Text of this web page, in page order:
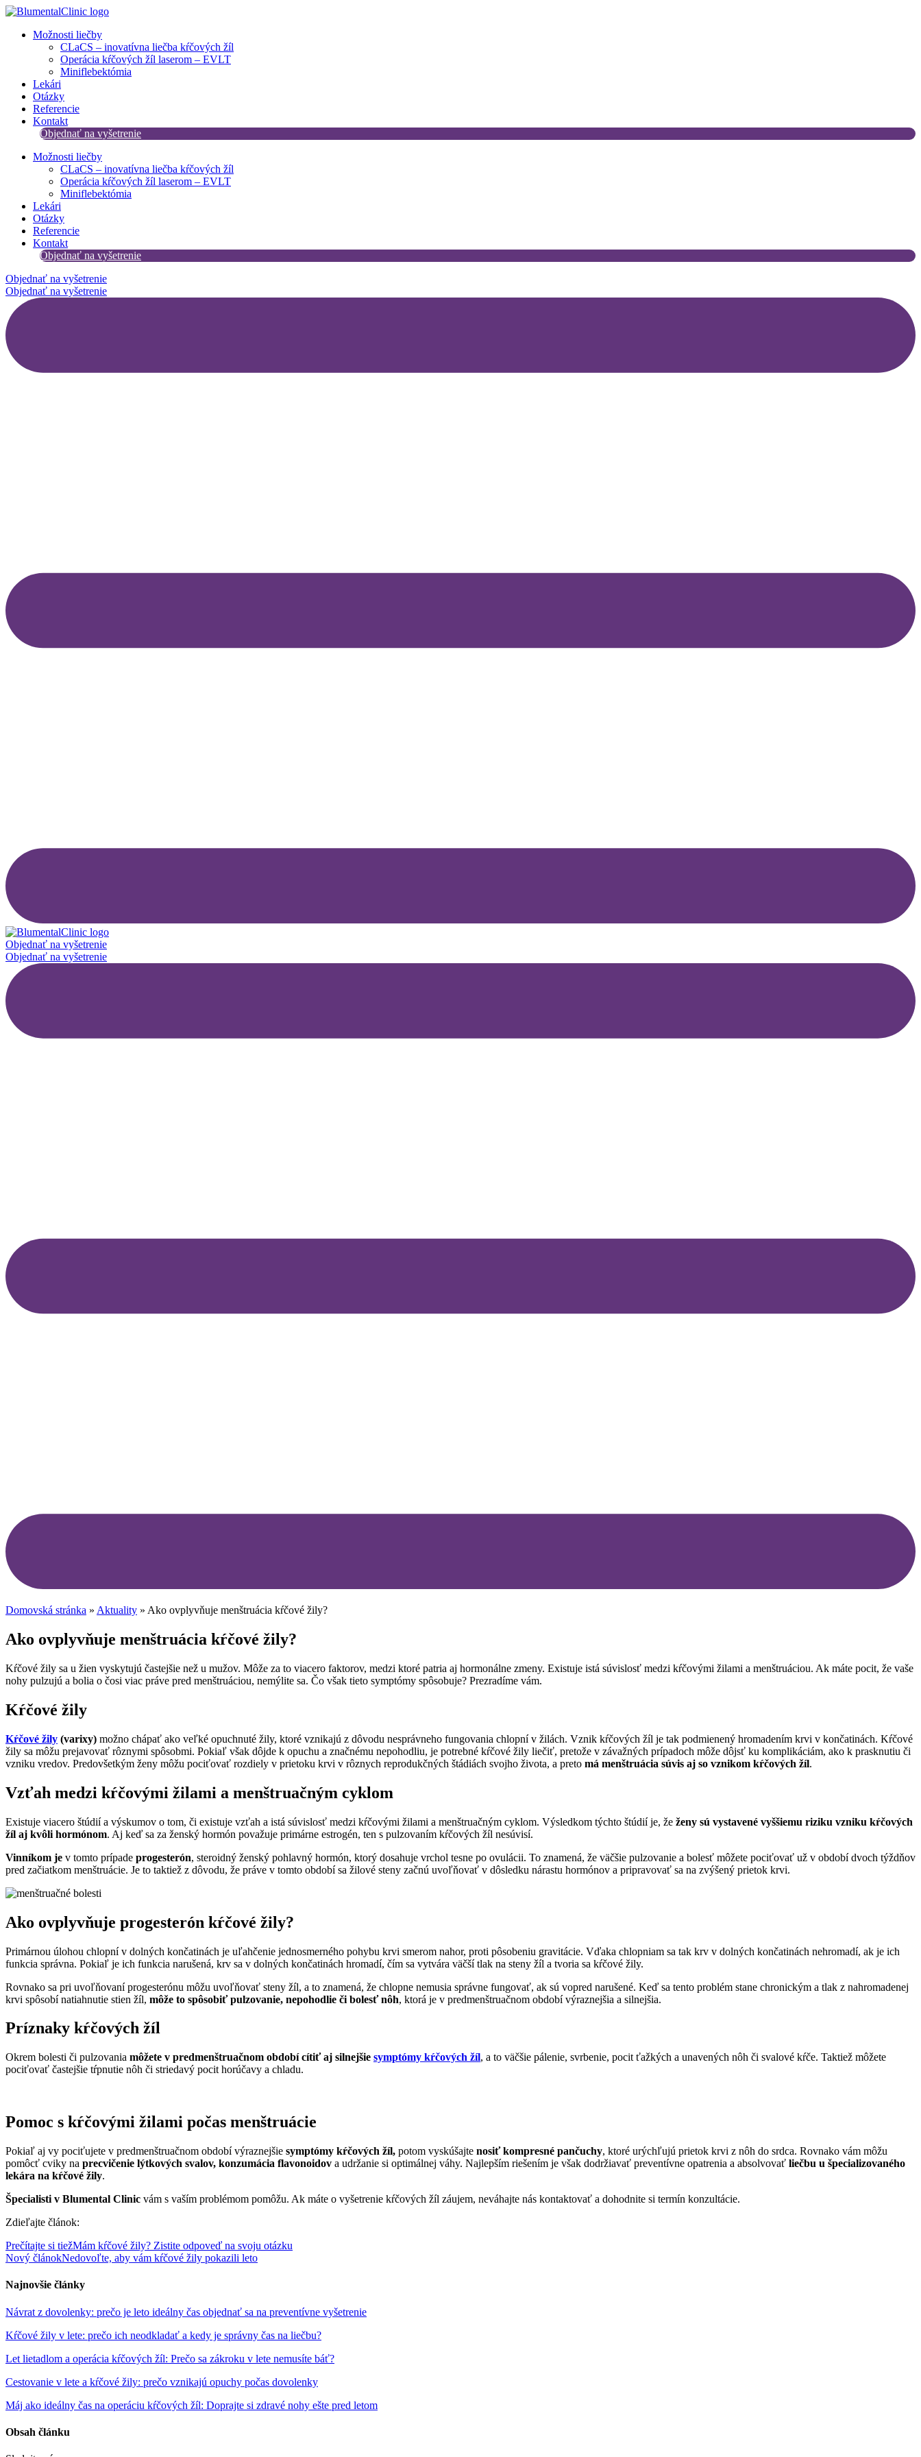
Preskočiť
obsah
Možnosti liečby
CLaCS – inovatívna liečba kŕčových žíl​
Operácia kŕčových žíl laserom – EVLT
Miniflebektómia
Lekári
Otázky
Referencie
Kontakt
Objednať na vyšetrenie
Možnosti liečby
CLaCS – inovatívna liečba kŕčových žíl​
Operácia kŕčových žíl laserom – EVLT
Miniflebektómia
Lekári
Otázky
Referencie
Kontakt
Objednať na vyšetrenie
Objednať na vyšetrenie
Objednať na vyšetrenie
Objednať na vyšetrenie
Objednať na vyšetrenie
Domovská stránka » Aktuality » Ako ovplyvňuje menštruácia kŕčové žily?
Ako ovplyvňuje menštruácia kŕčové žily?
Kŕčové žily sa u žien vyskytujú častejšie než u mužov. Môže za to viacero faktorov, medzi ktoré patria aj hormonálne zmeny. Existuje istá súvislosť medzi kŕčovými žilami a menštruáciou. Ak máte pocit, že vaše
nohy pulzujú a bolia o čosi viac práve pred menštruáciou, nemýlite sa. Čo však tieto symptómy spôsobuje? Prezradíme vám.
Kŕčové žily
Kŕčové žily (varixy) možno chápať ako veľké opuchnuté žily, ktoré vznikajú z dôvodu nesprávneho fungovania chlopní v žilách. Vznik kŕčových žíl je tak podmienený hromadením krvi v končatinách. Kŕčové
žily sa môžu prejavovať rôznymi spôsobmi. Pokiaľ však dôjde k opuchu a značnému nepohodliu, je potrebné kŕčové žily liečiť, pretože v závažných prípadoch môže dôjsť ku komplikáciám, ako k prasknutiu či
vzniku vredov. Predovšetkým ženy môžu pociťovať rozdiely v prietoku krvi v rôznych reprodukčných štádiách svojho života, a preto má menštruácia súvis aj so vznikom kŕčových žíl.
Vzťah medzi kŕčovými žilami a menštruačným cyklom
Existuje viacero štúdií a výskumov o tom, či existuje vzťah a istá súvislosť medzi kŕčovými žilami a menštruačným cyklom. Výsledkom týchto štúdií je, že ženy sú vystavené vyššiemu riziku vzniku kŕčových
žíl aj kvôli hormónom. Aj keď sa za ženský hormón považuje primárne estrogén, ten s pulzovaním kŕčových žíl nesúvisí.
Vinníkom je v tomto prípade progesterón, steroidný ženský pohlavný hormón, ktorý dosahuje vrchol tesne po ovulácii. To znamená, že väčšie pulzovanie a bolesť môžete pociťovať už v období dvoch týždňov
pred začiatkom menštruácie. Je to taktiež z dôvodu, že práve v tomto období sa žilové steny začnú uvoľňovať v dôsledku nárastu hormónov a pripravovať sa na zvýšený prietok krvi.
Ako ovplyvňuje progesterón kŕčové žily?
Primárnou úlohou chlopní v dolných končatinách je uľahčenie jednosmerného pohybu krvi smerom nahor, proti pôsobeniu gravitácie. Vďaka chlopniam sa tak krv v dolných končatinách nehromadí, ak je ich
funkcia správna. Pokiaľ je ich funkcia narušená, krv sa v dolných končatinách hromadí, čím sa vytvára väčší tlak na steny žíl a tvoria sa kŕčové žily.
Rovnako sa pri uvoľňovaní progesterónu môžu uvoľňovať steny žíl, a to znamená, že chlopne nemusia správne fungovať, ak sú vopred narušené. Keď sa tento problém stane chronickým a tlak z nahromadenej
krvi spôsobí natiahnutie stien žíl, môže to spôsobiť pulzovanie, nepohodlie či bolesť nôh, ktorá je v predmenštruačnom období výraznejšia a silnejšia.
Príznaky kŕčových žíl
Okrem bolesti či pulzovania môžete v predmenštruačnom období cítiť aj silnejšie symptómy kŕčových žíl, a to väčšie pálenie, svrbenie, pocit ťažkých a unavených nôh či svalové kŕče. Taktiež môžete
pociťovať častejšie tŕpnutie nôh či striedavý pocit horúčavy a chladu.
Pomoc s kŕčovými žilami počas menštruácie
Pokiaľ aj vy pociťujete v predmenštruačnom období výraznejšie symptómy kŕčových žíl, potom vyskúšajte nosiť kompresné pančuchy, ktoré urýchľujú prietok krvi z nôh do srdca. Rovnako vám môžu
pomôcť cviky na precvičenie lýtkových svalov, konzumácia flavonoidov a udržanie si optimálnej váhy. Najlepším riešením je však dodržiavať preventívne opatrenia a absolvovať liečbu u špecializovaného
lekára na kŕčové žily.
Špecialisti v Blumental Clinic vám s vaším problémom pomôžu. Ak máte o vyšetrenie kŕčových žíl záujem, neváhajte nás kontaktovať a dohodnite si termín konzultácie.
Zdieľajte článok:
Prečítajte si tiežMám kŕčové žily? Zistite odpoveď na svoju otázku
Nový článokNedovoľte, aby vám kŕčové žily pokazili leto
Najnovšie články
Návrat z dovolenky: prečo je leto ideálny čas objednať sa na preventívne vyšetrenie
Kŕčové žily v lete: prečo ich neodkladať a kedy je správny čas na liečbu?
Let lietadlom a operácia kŕčových žíl: Prečo sa zákroku v lete nemusíte báť?
Cestovanie v lete a kŕčové žily: prečo vznikajú opuchy počas dovolenky
Máj ako ideálny čas na operáciu kŕčových žíl: Doprajte si zdravé nohy ešte pred letom
Obsah článku